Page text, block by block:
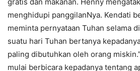
menghidupi panggilanNya. Kendati
meminta pernyataan Tuhan selama
suatu hari Tuhan bertanya
paling dibutuhkan oleh orang
mulai berbicara kepadanya tentang